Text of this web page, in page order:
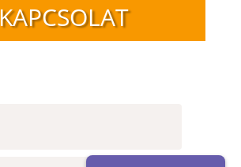
KAPCSOLAT